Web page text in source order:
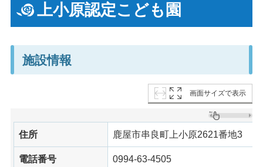
上小原認定こども園
施設情報
画面サイズで表示
住所 鹿屋市串良町上小原2621番地3
電話番号 0994-63-4505